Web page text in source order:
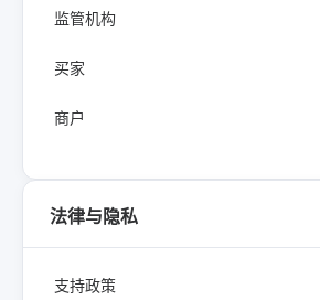
监管机构
买家
商户
法律与隐私
支持政策